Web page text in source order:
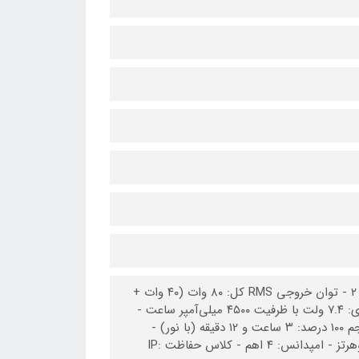
نسخه بلوتوث: V۵.۳ - اندازه ساب‌ووفر: ۵.۲۵ اینچ - اندازه توییتر: ۲.۷۵ اینچ * ۲ - توان خروجی RMS کل: ۸۰ وات (۴۰ وات +
۲۰ وات * ۲) - حداکثر توان خروجی پیک: ۱۶۰ وات (۸۰ وات + ۴۰ وات * ۲) باتری: ۷.۴ ولت با ظرفیت ۴۵۰۰ میلی‌آمپر ساعت -
زمان پخش با حجم ۵۰ درصد: ۷ ساعت و ۳۰ دقیقه (با نور) - زمان پخش با حجم ۱۰۰ درصد: ۳ ساعت و ۱۲ دقیقه (با نور) -
نسبت سیگنال به نویز: بیش از ۸۰ دسی‌بل - پاسخ فرکانسی: ۷۰ هرتز تا ۲۰ کیلوهرتز - امپدانس: ۴ اهم - کلاس حفاظت IP: